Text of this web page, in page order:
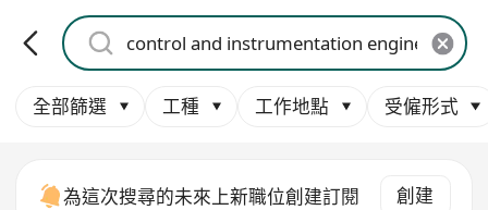
全部篩選 工種 工作地點 受僱形式
為這次搜尋的未來上新職位創建訂閱 創建